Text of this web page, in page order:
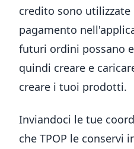
credito sono
pagamento
futuri ordini possano
quindi creare e
creare i tuoi prodotti.
Inviandoci le tue
che TPOP le conservi